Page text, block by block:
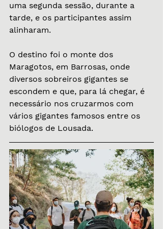
uma segunda sessão, durante a
tarde, e os participantes assim
alinharam.
O destino foi o monte dos
Maragotos, em Barrosas, onde
diversos sobreiros gigantes se
escondem e que, para lá chegar, é
necessário nos cruzarmos com
vários gigantes famosos entre os
biólogos de Lousada.